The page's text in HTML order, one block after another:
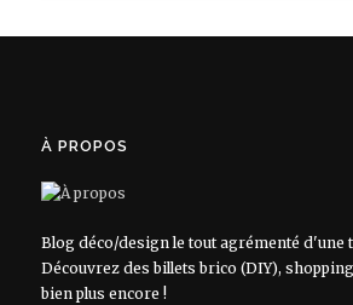
À PROPOS
Blog déco/design le tout agrémenté d'une
Découvrez des billets brico (DIY),
bien plus encore !